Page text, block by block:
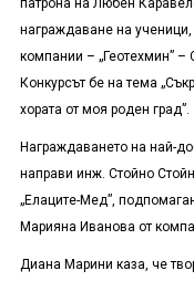
патрона на Любен
награждаване на ученици,
компании – „Геотехмин”
Конкурсът бе на тема
хората от моя роден град”.
Награждаването на най-
направи инж. Стойно
„Елаците-Мед”,
Марияна Иванова от
Диана Марини каза, че